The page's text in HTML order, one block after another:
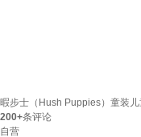
暇步士（Hush Puppies）童装
200+条评论
自营